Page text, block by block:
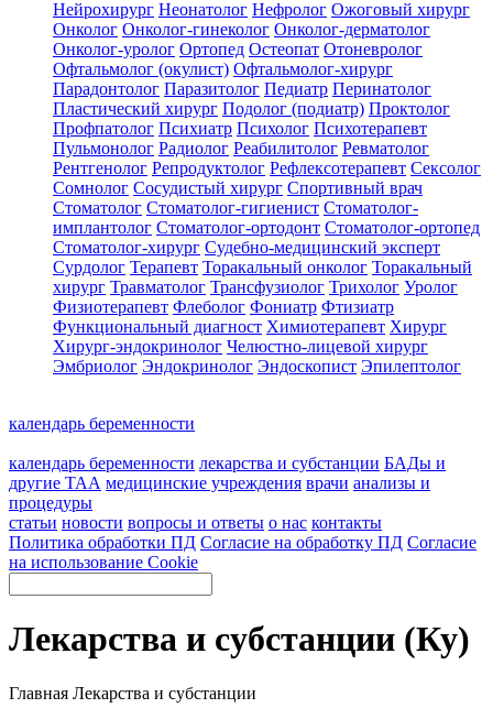
Нейрохирург Неонатолог Нефролог Ожоговый хирург
Онколог Онколог-гинеколог Онколог-дерматолог
Онколог-уролог Ортопед Остеопат Отоневролог
Офтальмолог (окулист) Офтальмолог-хирург
Парадонтолог Паразитолог Педиатр Перинатолог
Пластический хирург Подолог (подиатр) Проктолог
Профпатолог Психиатр Психолог Психотерапевт
Пульмонолог Радиолог Реабилитолог Ревматолог
Рентгенолог Репродуктолог Рефлексотерапевт Сексолог
Сомнолог Сосудистый хирург Спортивный врач
Стоматолог Стоматолог-гигиенист Стоматолог-
имплантолог Стоматолог-ортодонт Стоматолог-ортопед
Стоматолог-хирург Судебно-медицинский эксперт
Сурдолог Терапевт Торакальный онколог Торакальный
хирург Травматолог Трансфузиолог Трихолог Уролог
Физиотерапевт Флеболог Фониатр Фтизиатр
Функциональный диагност Химиотерапевт Хирург
Хирург-эндокринолог Челюстно-лицевой хирург
Эмбриолог Эндокринолог Эндоскопист Эпилептолог
календарь беременности
календарь беременности лекарства и субстанции БАДы и
другие ТАА медицинские учреждения врачи анализы и
процедуры
статьи новости вопросы и ответы о нас контакты
Политика обработки ПД Согласие на обработку ПД Согласие
на использование Cookie
Лекарства и субстанции (Ку)
Главная Лекарства и субстанции